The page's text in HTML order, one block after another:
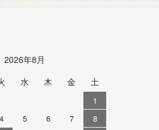
2026年8月
水 木 金 土
1
4 5 6 7
8